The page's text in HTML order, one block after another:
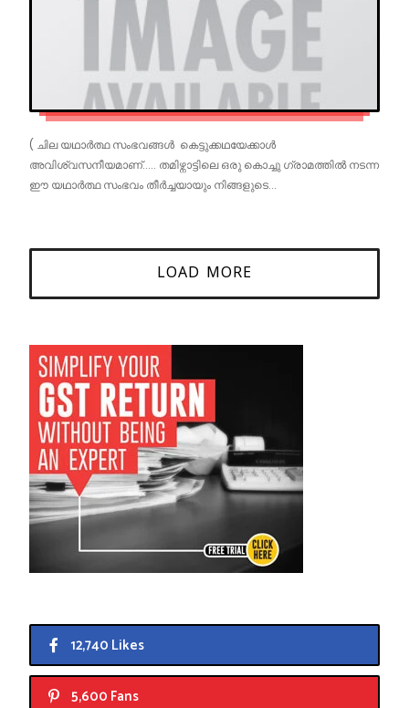
( ചില യഥാർത്ഥ സംഭവങ്ങൾ കെട്ടുക്കഥയേക്കാൾ
അവിശ്വസനീയമാണ്..... തമിഴ്നാട്ടിലെ ഒരു കൊച്ചു ഗ്രാമത്തിൽ നടന്ന
ഈ യഥാർത്ഥ സംഭവം തീർച്ചയായും നിങ്ങളുടെ...
12,740 Likes
5,600 Fans